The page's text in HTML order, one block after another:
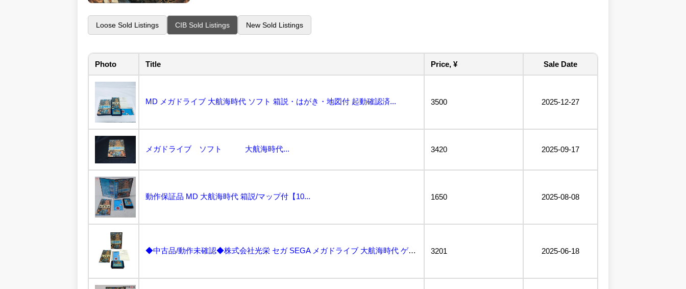
Loose Sold Listings CIB Sold Listings New Sold Listings
Photo Title Price, ¥ Sale Date
MD メガドライブ 大航海時代 ソフト 箱説・はがき・地図付 起動確認済... 3500 2025-12-27
メガドライブ ソフト 大航海時代... 3420 2025-09-17
動作保証品 MD 大航海時代 箱説/マップ付【10... 1650 2025-08-08
◆中古品/動作未確認◆株式会社光栄 セガ SEGA メガドライブ 大航海時代 ゲームソフト 箱説明書... 3201 2025-06-18